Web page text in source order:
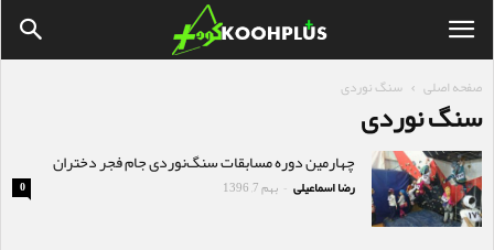
صفحه اصلی سنگ نوردی
سنگ نوردی
چهارمین دوره مسابقات سنگ‌نوردی جام فجر دختران
رضا اسماعیلی - بهم 7, 1396 0